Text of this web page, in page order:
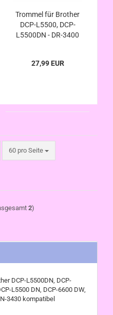
Trommel für Brother
DCP-L5500, DCP-
L5500DN - DR-3400
27,99 EUR
60 pro Seite
pro Seite
2)
DCP-L5500DN, DCP-
L5500 DN, DCP-6600 DW,
3430 kompatibel